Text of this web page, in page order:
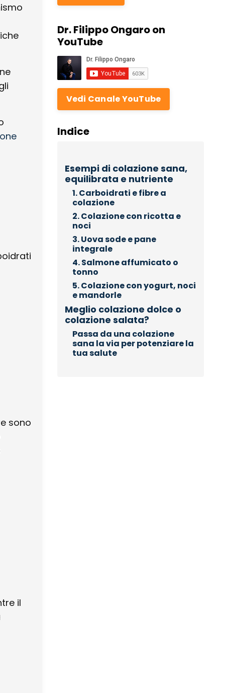
sono
il
Dr. Filippo Ongaro on
YouTube
Vedi Canale YouTube
Indice
Esempi di colazione sana,
equilibrata e nutriente
1. Carboidrati e fibre a
colazione
2. Colazione con ricotta e
noci
3. Uova sode e pane
integrale
4. Salmone affumicato o
tonno
5. Colazione con yogurt, noci
e mandorle
Meglio colazione dolce o
colazione salata?
Passa da una colazione
sana la via per potenziare la
tua salute